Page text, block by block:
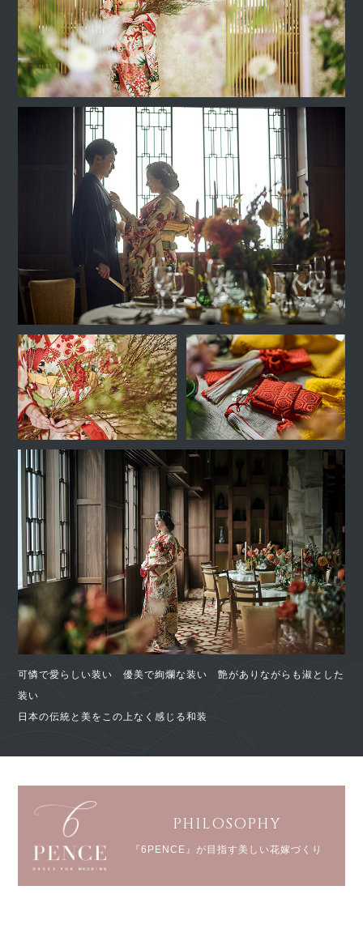
可憐で愛らしい装い 優美で絢爛な装い 艶がありながらも淑とした
装い
日本の伝統と美をこの上なく感じる和装
PHILOSOPHY
『6PENCE』が目指す美しい花嫁づくり